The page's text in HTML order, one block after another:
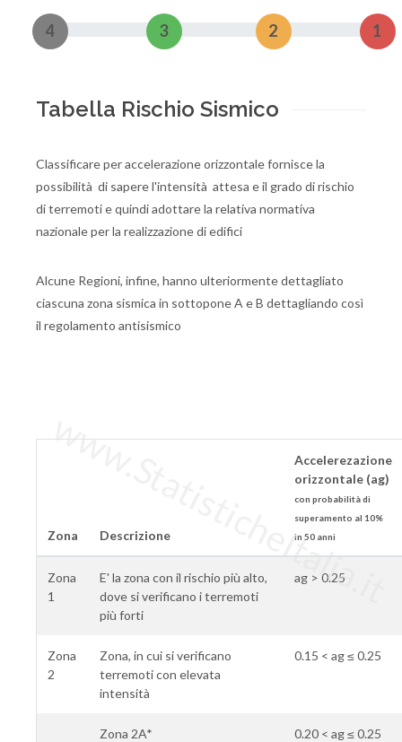
4 3 2 1
Tabella Rischio Sismico
Classificare per accelerazione orizzontale fornisce la
possibilità di sapere l'intensità attesa e il grado di rischio
di terremoti e quindi adottare la relativa normativa
nazionale per la realizzazione di edifici
Alcune Regioni, infine, hanno ulteriormente dettagliato
ciascuna zona sismica in sottopone A e B dettagliando così
il regolamento antisismico
Zona Descrizione
Accelerezazione
orizzontale (ag)
con probabilità di
superamento al 10%
in 50 anni
Zona
1
E' la zona con il rischio più alto,
dove si verificano i terremoti
più forti
ag > 0.25
Zona
2
Zona, in cui si verificano
terremoti con elevata
intensità
0.15 < ag ≤ 0.25
Zona 2A* 0.20 < ag ≤ 0.25
www.StatisticheItalia.it